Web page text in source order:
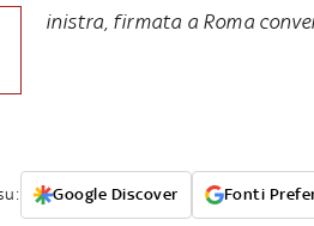
inistra, firmata a Roma
Google Discover Fonti